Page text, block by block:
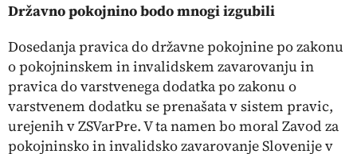
Državno pokojnino bodo mnogi izgubili
Dosedanja pravica do državne pokojnine po zakonu
o pokojninskem in invalidskem zavarovanju in
pravica do varstvenega dodatka po zakonu o
varstvenem dodatku se prenašata v sistem pravic,
urejenih v ZSVarPre. V ta namen bo moral Zavod za
pokojninsko in invalidsko zavarovanje Slovenije v